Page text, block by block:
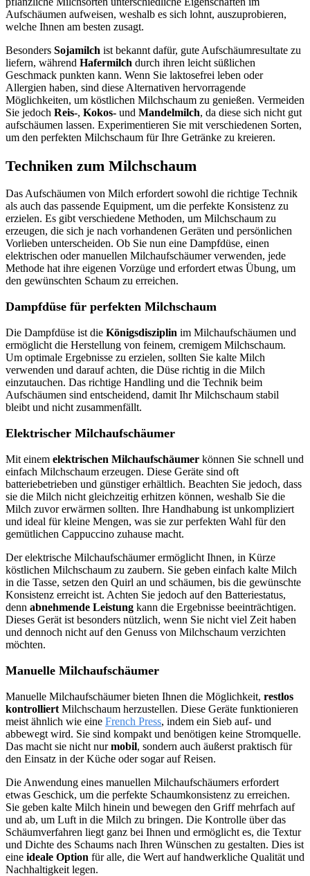
Aufschäumen aufweisen, weshalb es sich lohnt, auszuprobieren,
welche Ihnen am besten zusagt.
Besonders Sojamilch ist bekannt dafür, gute Aufschäumresultate zu
liefern, während Hafermilch durch ihren leicht süßlichen
Geschmack punkten kann. Wenn Sie laktosefrei leben oder
Allergien haben, sind diese Alternativen hervorragende
Möglichkeiten, um köstlichen Milchschaum zu genießen. Vermeiden
Sie jedoch Reis-, Kokos- und Mandelmilch, da diese sich nicht gut
aufschäumen lassen. Experimentieren Sie mit verschiedenen Sorten,
um den perfekten Milchschaum für Ihre Getränke zu kreieren.
Techniken zum Milchschaum
Das Aufschäumen von Milch erfordert sowohl die richtige Technik
als auch das passende Equipment, um die perfekte Konsistenz zu
erzielen. Es gibt verschiedene Methoden, um Milchschaum zu
erzeugen, die sich je nach vorhandenen Geräten und persönlichen
Vorlieben unterscheiden. Ob Sie nun eine Dampfdüse, einen
elektrischen oder manuellen Milchaufschäumer verwenden, jede
Methode hat ihre eigenen Vorzüge und erfordert etwas Übung, um
den gewünschten Schaum zu erreichen.
Dampfdüse für perfekten Milchschaum
Die Dampfdüse ist die Königsdisziplin im Milchaufschäumen und
ermöglicht die Herstellung von feinem, cremigem Milchschaum.
Um optimale Ergebnisse zu erzielen, sollten Sie kalte Milch
verwenden und darauf achten, die Düse richtig in die Milch
einzutauchen. Das richtige Handling und die Technik beim
Aufschäumen sind entscheidend, damit Ihr Milchschaum stabil
bleibt und nicht zusammenfällt.
Elektrischer Milchaufschäumer
Mit einem elektrischen Milchaufschäumer können Sie schnell und
einfach Milchschaum erzeugen. Diese Geräte sind oft
batteriebetrieben und günstiger erhältlich. Beachten Sie jedoch, dass
sie die Milch nicht gleichzeitig erhitzen können, weshalb Sie die
Milch zuvor erwärmen sollten. Ihre Handhabung ist unkompliziert
und ideal für kleine Mengen, was sie zur perfekten Wahl für den
gemütlichen Cappuccino zuhause macht.
Der elektrische Milchaufschäumer ermöglicht Ihnen, in Kürze
köstlichen Milchschaum zu zaubern. Sie geben einfach kalte Milch
in die Tasse, setzen den Quirl an und schäumen, bis die gewünschte
Konsistenz erreicht ist. Achten Sie jedoch auf den Batteriestatus,
denn abnehmende Leistung kann die Ergebnisse beeinträchtigen.
Dieses Gerät ist besonders nützlich, wenn Sie nicht viel Zeit haben
und dennoch nicht auf den Genuss von Milchschaum verzichten
möchten.
Manuelle Milchaufschäumer
Manuelle Milchaufschäumer bieten Ihnen die Möglichkeit, restlos
kontrolliert Milchschaum herzustellen. Diese Geräte funktionieren
meist ähnlich wie eine French Press, indem ein Sieb auf- und
abbewegt wird. Sie sind kompakt und benötigen keine Stromquelle.
Das macht sie nicht nurmobil, sondern auch äußerst praktisch für
den Einsatz in der Küche oder sogar auf Reisen.
Die Anwendung eines manuellen Milchaufschäumers erfordert
etwas Geschick, um die perfekte Schaumkonsistenz zu erreichen.
Sie geben kalte Milch hinein und bewegen den Griff mehrfach auf
und ab, um Luft in die Milch zu bringen. Die Kontrolle über das
Schäumverfahren liegt ganz bei Ihnen und ermöglicht es, die Textur
und Dichte des Schaums nach Ihren Wünschen zu gestalten. Dies ist
eine ideale Option für alle, die Wert auf handwerkliche Qualität und
Nachhaltigkeit legen.